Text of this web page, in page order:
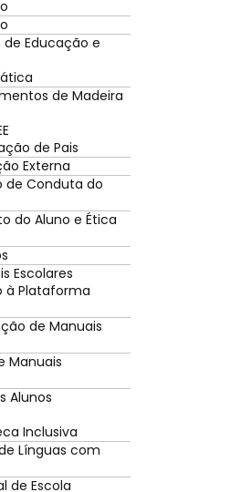
de Educação e
de Madeira
de Pais
Externa
de Conduta do
do Aluno e Ética
Escolares
à Plataforma
de Manuais
Manuais
Alunos
Inclusiva
Línguas com
de Escola